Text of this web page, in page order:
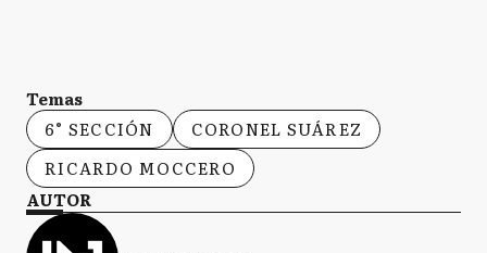
Temas
6° SECCIÓN
CORONEL SUÁREZ
RICARDO MOCCERO
AUTOR